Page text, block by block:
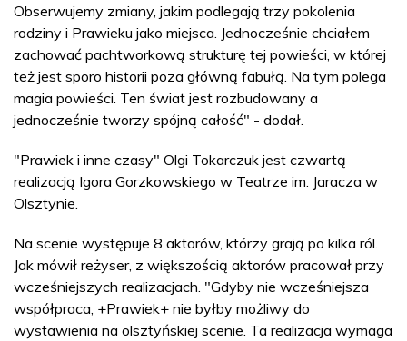
Obserwujemy zmiany, jakim podlegają trzy pokolenia
rodziny i Prawieku jako miejsca. Jednocześnie chciałem
zachować pachtworkową strukturę tej powieści, w której
też jest sporo historii poza główną fabułą. Na tym polega
magia powieści. Ten świat jest rozbudowany a
jednocześnie tworzy spójną całość" - dodał.
"Prawiek i inne czasy" Olgi Tokarczuk jest czwartą
realizacją Igora Gorzkowskiego w Teatrze im. Jaracza w
Olsztynie.
Na scenie występuje 8 aktorów, którzy grają po kilka ról.
Jak mówił reżyser, z większością aktorów pracował przy
wcześniejszych realizacjach. "Gdyby nie wcześniejsza
współpraca, +Prawiek+ nie byłby możliwy do
wystawienia na olsztyńskiej scenie. Ta realizacja wymaga